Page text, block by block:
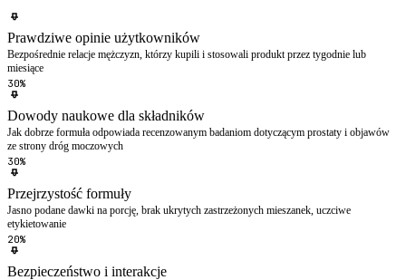
Prawdziwe opinie użytkowników
Bezpośrednie relacje mężczyzn, którzy kupili i stosowali produkt przez tygodnie lub
miesiące
30%
Dowody naukowe dla składników
Jak dobrze formuła odpowiada recenzowanym badaniom dotyczącym prostaty i objawów
ze strony dróg moczowych
30%
Przejrzystość formuły
Jasno podane dawki na porcję, brak ukrytych zastrzeżonych mieszanek, uczciwe
etykietowanie
20%
Bezpieczeństwo i interakcje